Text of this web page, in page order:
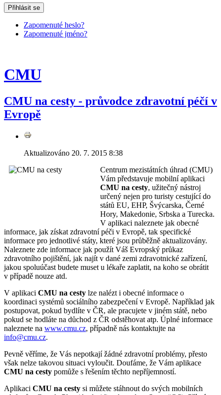
Zapomenuté heslo?
Zapomenuté jméno?
CMU
CMU na cesty - průvodce zdravotní péčí v
Evropě
Aktualizováno 20. 7. 2015 8:38
Centrum mezistátních úhrad (CMU)
Vám představuje mobilní aplikaci
CMU na cesty, užitečný nástroj
určený nejen pro turisty cestující do
států EU, EHP, Švýcarska, Černé
Hory, Makedonie, Srbska a Turecka.
V aplikaci naleznete jak obecné
informace, jak získat zdravotní péči v Evropě, tak specifické
informace pro jednotlivé státy, které jsou průběžně aktualizovány.
Naleznete zde informace jak použít Váš Evropský průkaz
zdravotního pojištění, jak najít v dané zemi zdravotnické zařízení,
jakou spoluúčast budete muset u lékaře zaplatit, na koho se obrátit
v případě nouze atd.
V aplikaci CMU na cesty lze nalézt i obecné informace o
koordinaci systémů sociálního zabezpečení v Evropě. Například jak
postupovat, pokud bydlíte v ČR, ale pracujete v jiném státě, nebo
pokud se hodláte na důchod z ČR odstěhovat atp. Úplné informace
naleznete na www.cmu.cz, případně nás kontaktujte na
info@cmu.cz.
Pevně věříme, že Vás nepotkají žádné zdravotní problémy, přesto
však nelze takovou situaci vyloučit. Doufáme, že Vám aplikace
CMU na cesty pomůže s řešením těchto nepříjemností.
Aplikaci CMU na cesty si můžete stáhnout do svých mobilních